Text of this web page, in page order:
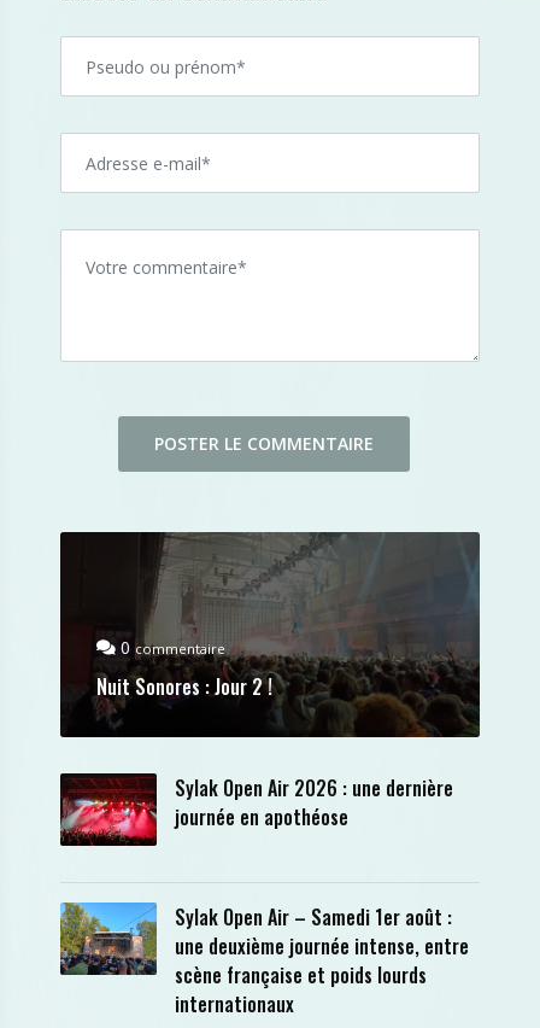
0 commentaire
Nuit Sonores : Jour 2 !
Sylak Open Air 2026 : une dernière
journée en apothéose
Sylak Open Air – Samedi 1er août :
une deuxième journée intense, entre
scène française et poids lourds
internationaux